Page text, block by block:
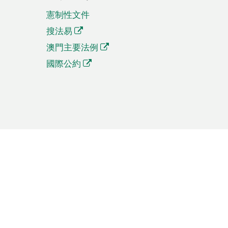
憲制性文件
搜法易
澳門主要法例
國際公約